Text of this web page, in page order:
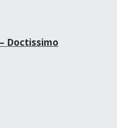
Doctissimo